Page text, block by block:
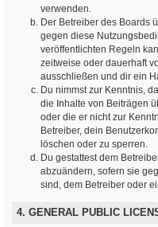
verwenden.
Der Betreiber des Boards
gegen diese
veröffentlichten Regeln
zeitweise oder dauerhaft
ausschließen und dir ein
Du nimmst zur Kenntnis,
die Inhalte von Beiträgen
oder die er nicht zur
Betreiber, dein
löschen oder zu sperren.
Du gestattest dem
abzuändern, sofern sie
sind, dem Betreiber oder
4. GENERAL PUBLIC